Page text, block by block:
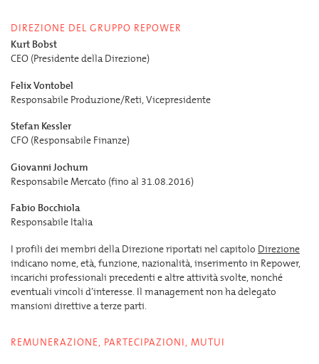
DIREZIONE DEL GRUPPO REPOWER
Kurt Bobst
CEO (Presidente della Direzione)
Felix Vontobel
Responsabile Produzione/Reti, Vicepresidente
Stefan Kessler
CFO (Responsabile Finanze)
Giovanni Jochum
Responsabile Mercato (fino al 31.08.2016)
Fabio Bocchiola
Responsabile Italia
I profili dei membri della Direzione riportati nel capitolo Direzione
indicano nome, età, funzione, nazionalità, inserimento in Repower,
incarichi professionali precedenti e altre attività svolte, nonché
eventuali vincoli d’interesse. Il management non ha delegato
mansioni direttive a terze parti.
REMUNERAZIONE, PARTECIPAZIONI, MUTUI